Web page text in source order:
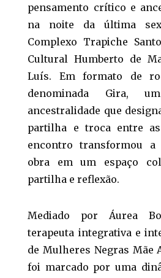
pensamento crítico e
na noite da última
Complexo Trapiche
Cultural Humberto de
Luís. Em formato de
denominada Gira,
ancestralidade que
partilha e troca entre
encontro transformou a
obra em um espaço
partilha e reflexão.
Mediado por Áurea
terapeuta integrativa e
de Mulheres Negras Mãe
foi marcado por uma